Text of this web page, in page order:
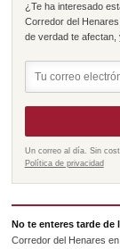
¿Te ha interesado
Corredor del
de verdad te afectan,
Un correo al día. Sin
Política de privacidad
No te enteres tarde
Corredor del Henares